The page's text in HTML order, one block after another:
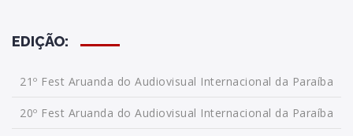
EDIÇÃO:
21º Fest Aruanda do Audiovisual Internacional da Paraíba
20º Fest Aruanda do Audiovisual Internacional da Paraíba